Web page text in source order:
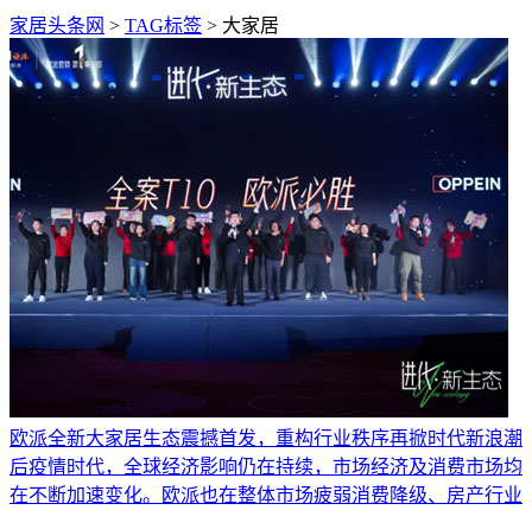
家居头条网 > TAG标签 > 大家居
欧派全新大家居生态震撼首发，重构行业秩序再掀时代新浪潮
后疫情时代，全球经济影响仍在持续，市场经济及消费市场均
在不断加速变化。欧派也在整体市场疲弱消费降级、房产行业